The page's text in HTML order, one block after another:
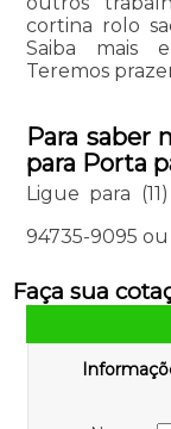
cortina rolo
Saiba mais
Teremos
Para saber
para Porta
Ligue para
94735-9095 ou
Faça sua